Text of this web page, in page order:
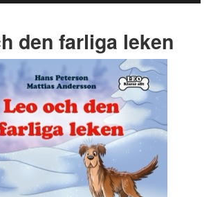
den farliga leken